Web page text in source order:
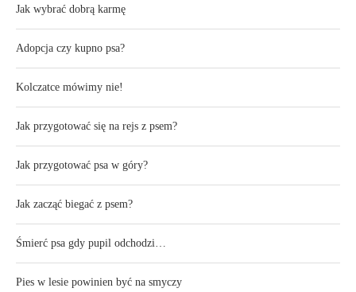
Jak wybrać dobrą karmę
Adopcja czy kupno psa?
Kolczatce mówimy nie!
Jak przygotować się na rejs z psem?
Jak przygotować psa w góry?
Jak zacząć biegać z psem?
Śmierć psa gdy pupil odchodzi…
Pies w lesie powinien być na smyczy